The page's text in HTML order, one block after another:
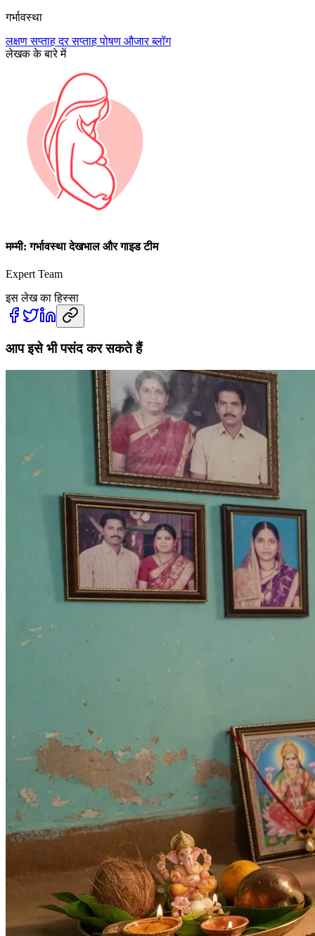
गर्भावस्था
लक्षणसप्ताह दर सप्ताहपोषण औजारब्लॉग
लेखक के बारे में
मम्मी: गर्भावस्था देखभाल और गाइड टीम
Expert Team
इस लेख का हिस्सा
आप इसे भी पसंद कर सकते हैं